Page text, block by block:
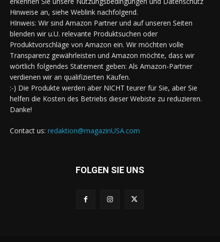
Hinweise an, siehe Weblink nachfolgend.
HInweis: Wir sind Amazon Partner und auf unseren Seiten
blenden wir u.U. relevante Produktsuchen oder
Produktvorschläge von Amazon ein. Wir möchten volle
Transparenz gewährleisten und Amazon möchte, dass wir
wörtlich folgendes Statement geben: Als Amazon-Partner
verdienen wir an qualifizierten Käufen.
:-) Die Produkte werden aber NICHT teurer für Sie, aber Sie
helfen die Kosten des Betriebs dieser Webiste zu reduzieren.
Danke!
Contact us: redaktion@magazinUSA.com
FOLGEN SIE UNS